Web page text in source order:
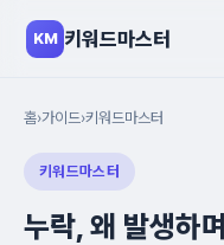
KM 키워드마스터
홈›가이드›키워드마스터
키워드마스터
누락, 왜 발생하